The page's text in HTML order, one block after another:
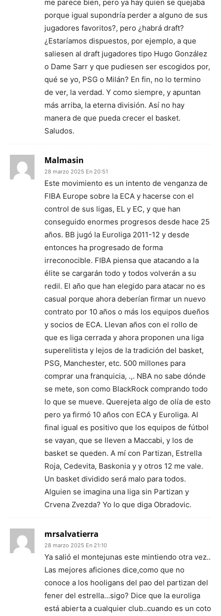
me parece bien, pero ya hay quien se quejaba
porque igual supondría perder a alguno de sus
jugadores favoritos?, pero ¿habrá draft?
¿Estaríamos dispuestos, por ejemplo, a que
saliesen al draft jugadores tipo Hugo González
o Dame Sarr y que pudiesen ser escogidos por,
qué se yo, PSG o Milán? En fin, no lo termino
de ver, la verdad. Y como siempre, y apuntan
más arriba, la eterna división. Así no hay
manera de que pueda crecer el basket.
Saludos.
Malmasin
28 marzo 2025 En 20:51
Este movimiento es un intento de venganza de
FIBA Europe sobre la ECA y hacerse con el
control de sus ligas, EL y EC, y que han
conseguido enormes progresos desde hace 25
años. BB jugó la Euroliga 2011-12 y desde
entonces ha progresado de forma
irreconocible. FIBA piensa que atacando a la
élite se cargarán todo y todos volverán a su
redil. El año que han elegido para atacar no es
casual porque ahora deberían firmar un nuevo
contrato por 10 años o más los equipos dueños
y socios de ECA. Llevan años con el rollo de
que es liga cerrada y ahora proponen una liga
superelitista y lejos de la tradición del basket,
PSG, Manchester, etc. 500 millones para
comprar una franquicia, .,. NBA no sabe dónde
se mete, son como BlackRock comprando todo
lo que se mueve. Querejeta algo de olía de esto
pero ya firmó 10 años con ECA y Euroliga. Al
final igual es positivo que los equipos de fútbol
se vayan, que se lleven a Maccabi, y los de
basket se queden. A mí con Partizan, Estrella
Roja, Cedevita, Baskonia y y otros 12 me vale.
Un basket dividido será malo para todos.
Alguien se imagina una liga sin Partizan y
Crvena Zvezda? Yo lo que diga Obradovic.
mrsalvatierra
28 marzo 2025 En 21:10
Ya salió el montejunas este mintiendo otra vez..
Las mejores aficiones dice,como que no
conoce a los hooligans del pao del partizan del
fener del estrella…sigo? Dice que la euroliga
está abierta a cualquier club..cuando es un coto